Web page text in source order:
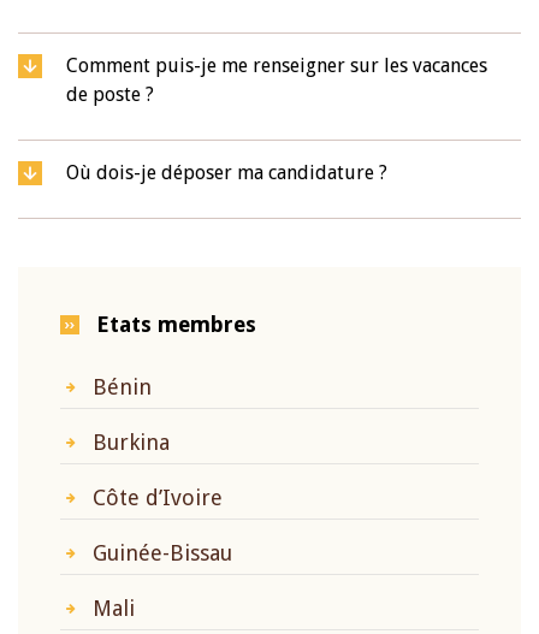
Comment puis-je me renseigner sur les vacances
de poste ?
Où dois-je déposer ma candidature ?
Etats membres
Bénin
Burkina
Côte d’Ivoire
Guinée-Bissau
Mali